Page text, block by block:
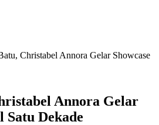
Christabel Annora Gelar Showcase
Annora Gelar
Satu Dekade